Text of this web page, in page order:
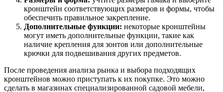
кронштейн соответствующих размеров и формы, чтобы
обеспечить правильное закрепление.
Дополнительные функции: некоторые кронштейны
могут иметь дополнительные функции, такие как
наличие крепления для зонтов или дополнительные
крючки для подвешивания других предметов.
После проведения анализа рынка и выбора подходящих
кронштейнов можно приступать к их покупке. Это можно
сделать в магазинах специализированной садовой мебели,